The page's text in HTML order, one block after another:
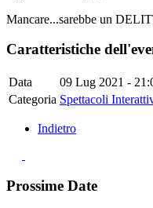
Mancare...sarebbe un
Caratteristiche
Data
09 Lug 2021 -
Categoria Spettacoli
Indietro
Prossime Date